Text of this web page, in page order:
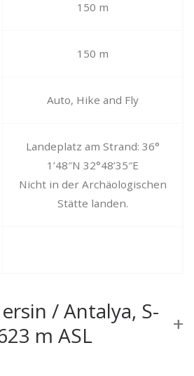
150 m
150 m
Auto, Hike and Fly
Landeplatz am Strand: 36°
1’48″N 32°48’35″E
Nicht in der Archäologischen
Stätte landen.
/ Antalya, S-
m ASL